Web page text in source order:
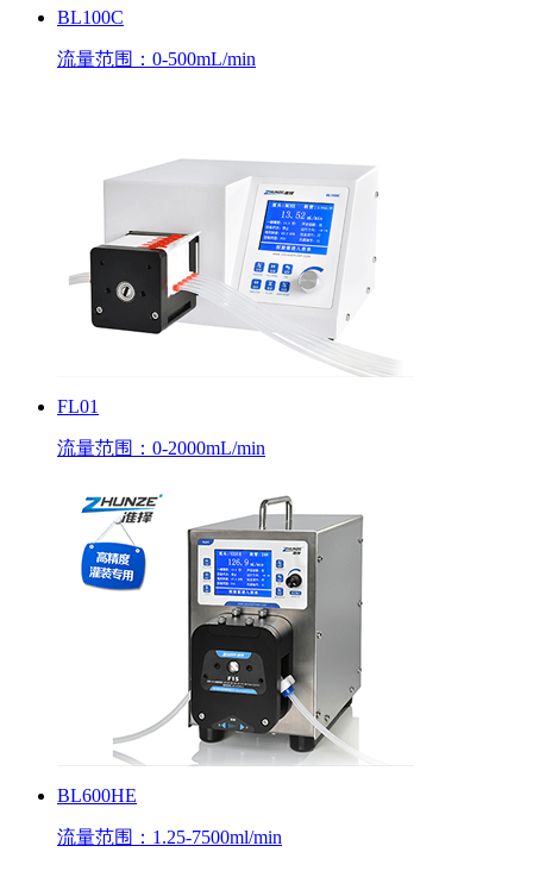
BL100C
流量范围：0-500mL/min
FL01
流量范围：0-2000mL/min
BL600HE
流量范围：1.25-7500ml/min